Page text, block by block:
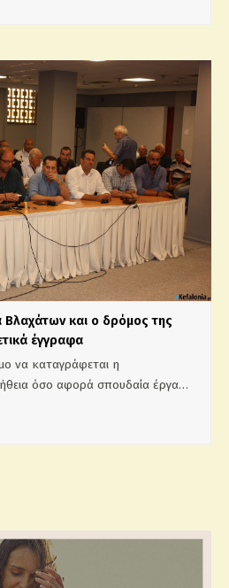
και ο δρόμος της
έγγραφα
να καταγράφεται η
όσο αφορά σπουδαία έργα…